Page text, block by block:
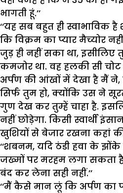
भागती हूं.’’
‘‘यह सब बहुत ही स्वाभाविक
कि विक्रम का प्यार मैच्योर
जुड़ ही नहीं सका था, इसीलिए
कमजोर था. वह हलकी सी
अर्पण की आंखों में देखा है मैं
सिर्फ तुम हो, क्योंकि उस ने
गुण देख कर तुम्हें चाहा है.
नहीं छोड़ेगा. किसी स्वार्थी
खुशियों से बेजार रखना कहां
‘‘शबनम, यदि ठंडी हवा के झोंके
जख्मों पर मरहम लगा सकता
बंद कर लेना सही नहीं.’’
‘‘मैं कैसे मान लूं कि अर्पण का